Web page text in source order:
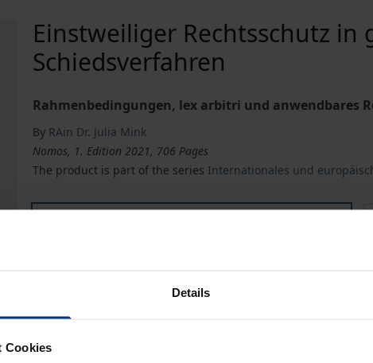
Details
Cookies
Einstweiliger Rechtsschutz in
Schiedsverfahren
Rahmenbedingungen, lex arbitri und anwendbares
By RAin Dr. Julia Mink
Nomos, 1. Edition 2021, 706 Pages
The product is part of the series Internationales und
Einstweiliger Rechtsschutz in grenzüberschreitenden